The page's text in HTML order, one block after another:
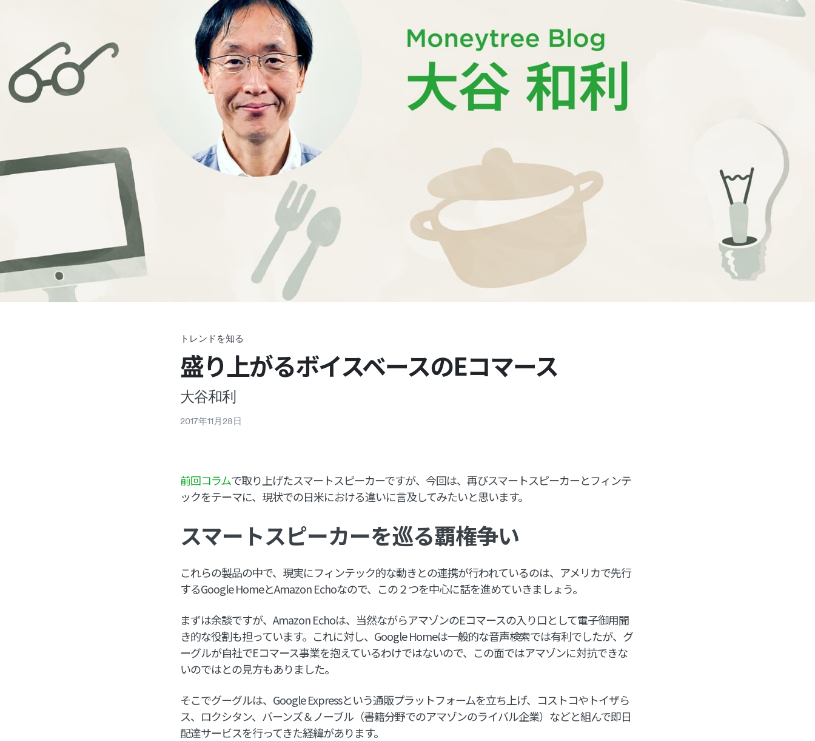
トレンドを知る
盛り上がるボイスベースのEコマース
大谷和利
2017年11月 28日
前回コラムで取り上げたスマートスピーカーですが、今回は、再びスマートスピーカーとフィンテ
ックをテーマに、現状での日米における違いに言及してみたいと思います。
スマートスピーカーを巡る覇権争い
これらの製品の中で、現実にフィンテック的な動きとの連携が行われているのは、アメリカで先行
するGoogle HomeとAmazon Echoなので、この２つを中心に話を進めていきましょう。
まずは余談ですが、Amazon Echoは、当然ながらアマゾンのEコマースの入り口として電子御用聞
き的な役割も担っています。これに対し、Google Homeは一般的な音声検索では有利でしたが、グ
ーグルが自社でEコマース事業を抱えているわけではないので、この面ではアマゾンに対抗できな
いのではとの見方もありました。
そこでグーグルは、Google Expressという通販プラットフォームを立ち上げ、コストコやトイザら
ス、ロクシタン、バーンズ＆ノーブル（書籍分野でのアマゾンのライバル企業）などと組んで即日
配達サービスを行ってきた経緯があります。